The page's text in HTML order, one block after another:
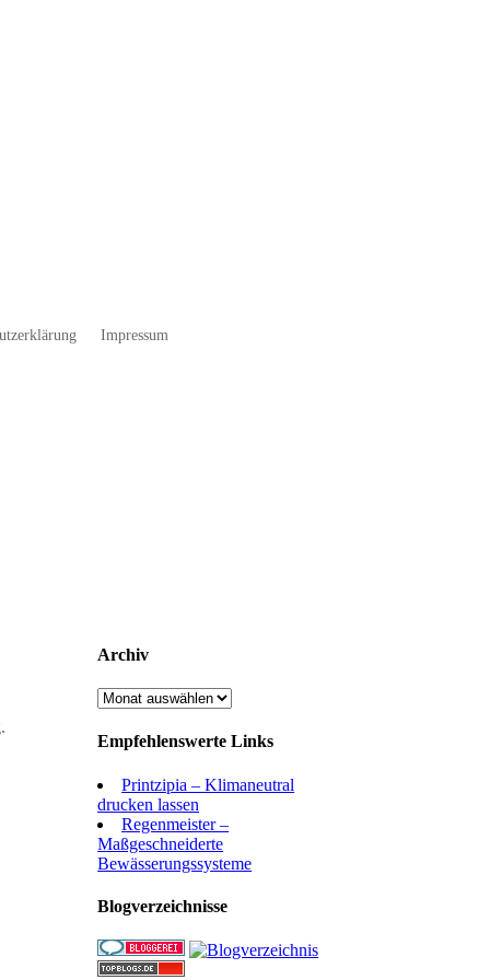
Impressum
Archiv
Archiv
Empfehlenswerte Links
Printzipia – Klimaneutral
drucken lassen
Regenmeister –
Maßgeschneiderte
Bewässerungssysteme
Blogverzeichnisse